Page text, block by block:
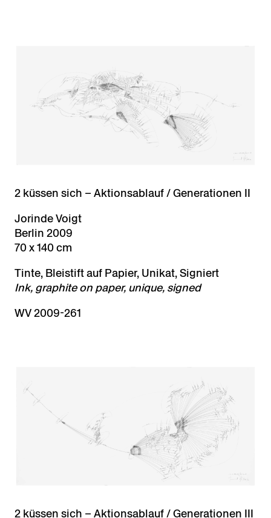
2 küssen sich – Aktionsablauf / Generationen II
Jorinde Voigt
Berlin 2009
70 x 140 cm
Tinte, Bleistift auf Papier, Unikat, Signiert
Ink, graphite on paper, unique, signed
WV 2009-261
2 küssen sich – Aktionsablauf / Generationen III